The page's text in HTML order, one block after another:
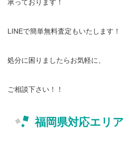
承っております！
LINEで簡単無料査定もいたします！
処分に困りましたらお気軽に、
ご相談下さい！！
福岡県対応エリア